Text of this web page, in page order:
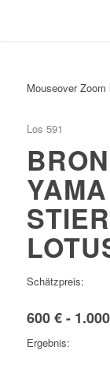
Mouseover Zoom
Los 591
Schätzpreis:
600 € -
Ergebnis: